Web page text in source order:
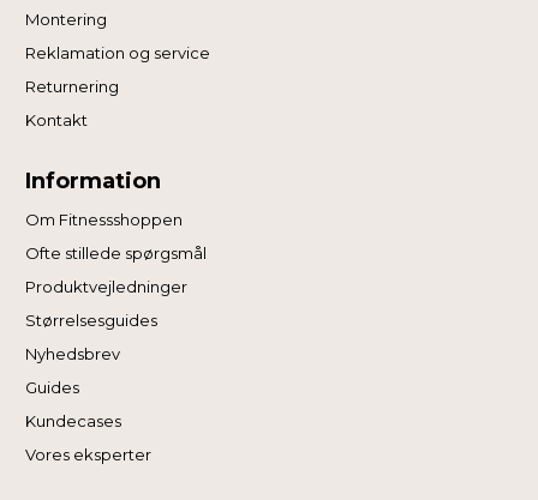
Montering
Reklamation og service
Returnering
Kontakt
Information
Om Fitnessshoppen
Ofte stillede spørgsmål
Produktvejledninger
Størrelsesguides
Nyhedsbrev
Guides
Kundecases
Vores eksperter